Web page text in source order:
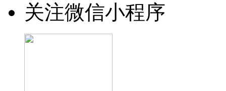
关注微信小程序